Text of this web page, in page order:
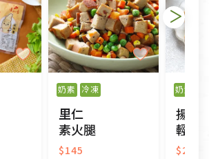
商品：
錄形式儲存之商品、易於變質或損壞
上無法或不適合退換之商品：如
、電腦軟體，若產品瑕疵無法讀取僅
如於送達後水洗或污損者。
內衣褲、襪子、口罩等私人消耗性產
奶素 冷凍
里仁
素火腿
$145
奶素
揚明
輕鬆
$245